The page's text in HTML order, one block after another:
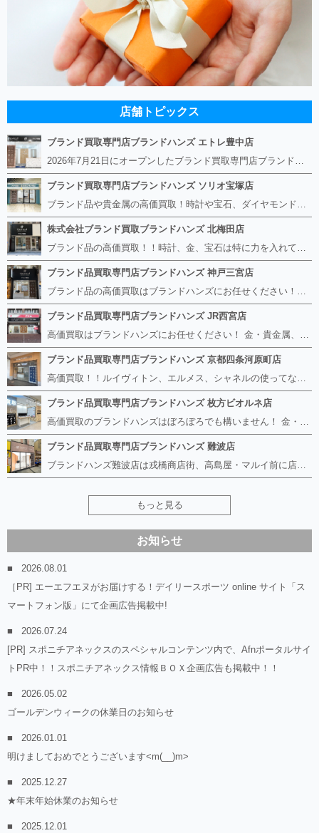
店舗トピックス
ブランド買取専門店ブランドハンズ エトレ豊中店
2026年7月21日にオープンしたブランド買取専門店ブランドハンズ エトレ豊中店です。 阪急豊中駅直結のショッピングモール エトレとよなかの１階に店舗がございます。 金・貴金属、ブランド品、時計、宝石などその他ブランド食器や美容機器、ブランド香水や化粧品などの取り扱いもございます。 熟練の鑑定士が親切・丁寧に接客、査定をさせていただきます。 査定だけでもOK。お気軽にご来店下さいませ！
ブランド買取専門店ブランドハンズ ソリオ宝塚店
ブランド品や貴金属の高価買取！時計や宝石、ダイヤモンドなど家に眠っているものがあったら捨てる前にブランドハンズへお越しください。 査定料は無料、お値段が付くものかお調べいたします！ 宅配買取もありますので使っていない古いルイヴィトンのバッグや財布、壊れているオメガの時計、千切れている金のネックレスや指輪、小型家電も取り扱っておりますのでお気軽にご利用下さい☆ その他ブランド食器、銀シルバー製品、美容機器、脱毛器、スマホなど幅広く取り扱っております！
株式会社ブランド買取ブランドハンズ 北梅田店
ブランド品の高価買取！！時計、金、宝石は特に力を入れています！ ルイヴィトン、シャネル、ロレックス、エルメスはもちろん、グッチ、プラダ、セリーヌ、フェンディなどなど、 その他ブランド食器、銀シルバー製品、美容機器、脱毛器、スマホなど幅広く取り扱っているので まずは無料査定にお越しください！ 手数料は全て無料！全国対応の宅配買取も行っておりますのでお気軽にご連絡下さい！
ブランド品買取専門店ブランドハンズ 神戸三宮店
ブランド品の高価買取はブランドハンズにお任せください！！ 高騰し続けている金・貴金属はもちろん、ルイヴィトン、エルメス、シャネル、ロレックスは特に力を入れております。 その他ブランド食器、銀シルバー製品、美容機器、脱毛器、スマホなど幅広く取り扱っております！ 鑑定士は経験豊富で親切丁寧な対応を心がけております。 鑑定書がないものでもしっかり見させて頂きます。
ブランド品買取専門店ブランドハンズ JR西宮店
高価買取はブランドハンズにお任せください！ 金・貴金属、ルイヴィトン、エルメス、シャネル、ロレックスは特に力を入れておりますが、 他店で断られたボロボロになったバッグや財布、壊れたブランド品、時計、千切れた貴金属もお買取り可能です。 経験豊富な鑑定士が宝石やダイヤモンドの鑑定書がないものでもしっかり見させて頂きます。 その他ブランド食器、銀シルバー製品、美容機器、脱毛器、スマホなど幅広く取り扱っております！ 是非お気軽にお越しください。
ブランド品買取専門店ブランドハンズ 京都四条河原町店
高価買取！！ルイヴィトン、エルメス、シャネルの使ってないものなど ブランドハンズならボロボロでも構いません。 他店に断られたものも当店ならお買取り可能です！ ロレックスやフェンディ、グッチも大歓迎です！ ブランド品や貴金属、時計、宝石、ダイヤモンドは特に高価買取ですのでお査定だけでもお待ちしております。
ブランド品買取専門店ブランドハンズ 枚方ビオルネ店
高価買取のブランドハンズはぼろぼろでも構いません！ 金・貴金属、ルイヴィトンやエルメス、シャネルの使ってないものはございませんか？ 他店に断られたものも当店ならお買取り可能です！ ロレックスやフェンディ、グッチも大歓迎！ ブランド品や貴金属、時計、宝石、ダイヤモンドは特に高価買取ですがブランド食器、スマホ、美容機器、銀製品など幅広く取り扱っております。
ブランド品買取専門店ブランドハンズ 難波店
ブランドハンズ難波店は戎橋商店街、高島屋・マルイ前に店舗があります！ ボロボロのルイヴィトン、エルメス、シャネルも高価買取！！ ぼろぼろのものでもブランドハンズなら高くお買取り致します！ ブランド香水や化粧品、動かない時計、ロレックスは特に高価買取です。 貴金属や宝石、ダイヤモンドの鑑定書がないものでもしっかり見させて頂きます。 是非お気軽にお越しください。
もっと見る
お知らせ
2026.08.01
［PR] エーエフエヌがお届けする！デイリースポーツ online サイト「ス
マートフォン版」にて企画広告掲載中!
2026.07.24
[PR] スポニチアネックスのスペシャルコンテンツ内で、Afnポータルサイ
トPR中！！スポニチアネックス情報ＢＯＸ企画広告も掲載中！！
2026.05.02
ゴールデンウィークの休業日のお知らせ
2026.01.01
明けましておめでとうございます<m(__)m>
2025.12.27
★年末年始休業のお知らせ
2025.12.01